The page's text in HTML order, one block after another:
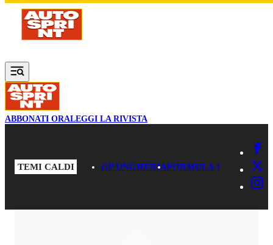
Vai al contenuto principale
ABBONATI ORALEGGI LA RIVISTA
TEMI CALDI GP UNGHERIAFORMULA 1